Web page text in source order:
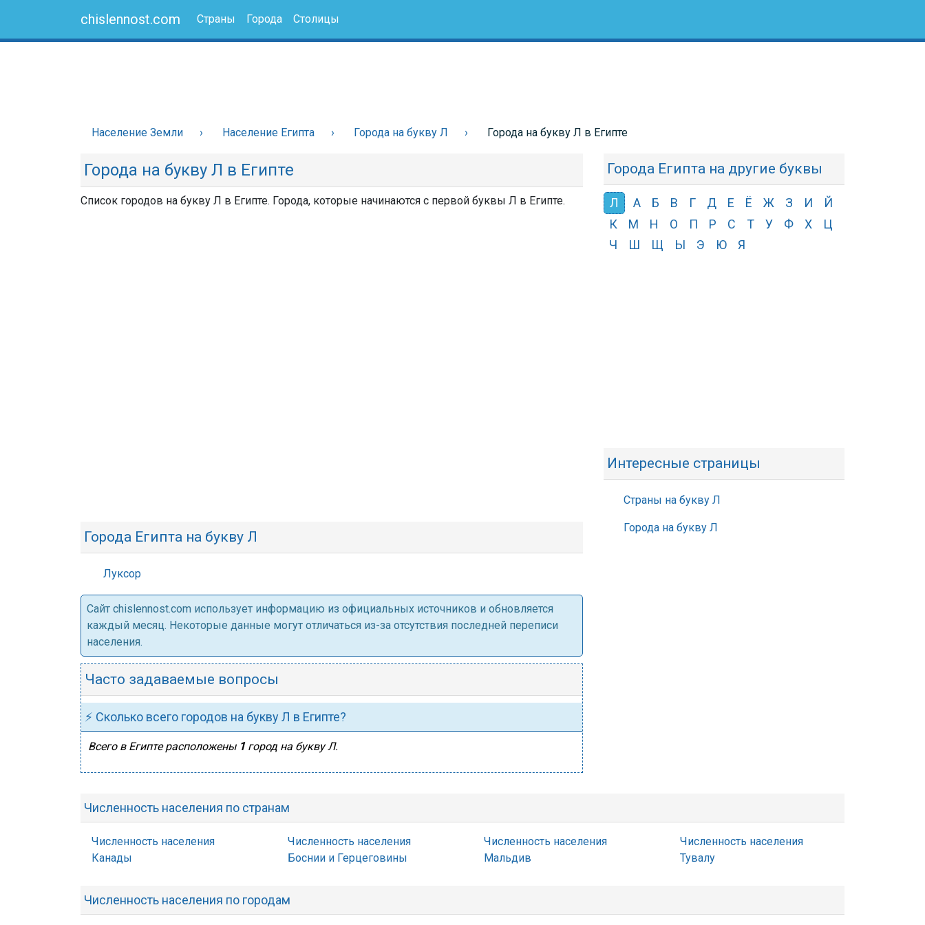
chislennost.com Страны Города Столицы
Население Земли Население Египта Города на букву Л Города на букву Л в Египте
Города на букву Л в Египте
Список городов на букву Л в Египте. Города, которые начинаются с первой буквы Л в Египте.
Города Египта на букву Л
Луксор
Cайт chislennost.com использует информацию из официальных источников и обновляется
каждый месяц. Некоторые данные могут отличаться из-за отсутствия последней переписи
населения.
Часто задаваемые вопросы
⚡ Сколько всего городов на букву Л в Египте?
Всего в Египте расположены 1город на букву Л.
Города Египта на другие буквы
Л А Б В Г Д Е Ё Ж З И
Й
К
М Н О П Р С Т У Ф Х
Ц
Ч
Ш Щ Ы Э Ю Я
Интересные страницы
Страны на букву Л
Города на букву Л
Численность населения по странам
Численность населения
Канады
Численность населения
Боснии и Герцеговины
Численность населения
Мальдив
Численность населения
Тувалу
Численность населения по городам